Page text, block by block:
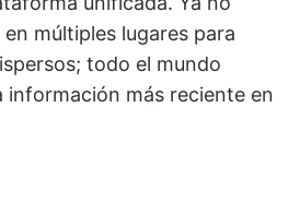
múltiples lugares para
todo el mundo
información más reciente en